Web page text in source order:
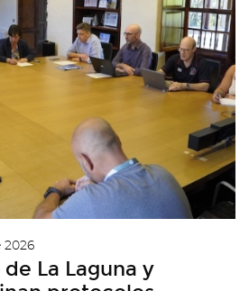
2026
La Laguna y